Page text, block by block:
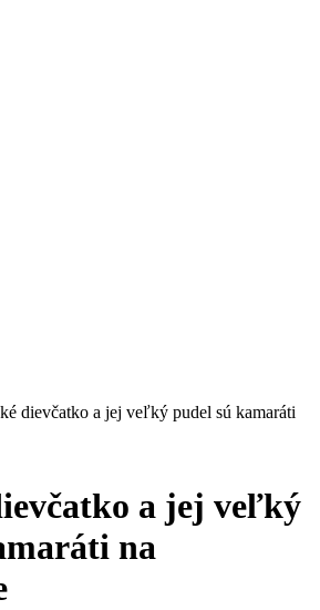
dievčatko a jej veľký pudel sú kamaráti
a jej veľký
na